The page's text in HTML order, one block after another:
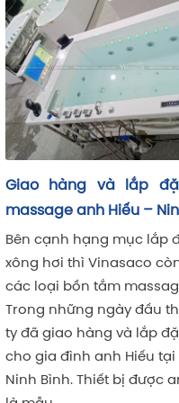
sinh vấn đề: nước
rõ rệt hơn:
suất, hạn chế thất
(điện phân muối/UV/
4 mùa (đặc biệt miền
tiêu chuẩn để giữ
Bồn tắm massage tròn
không gian phòng tắm
Bồn tắm massage tròn -
vời cho các phòng tắm
cấp. Sản phân phối
Vinasaco với đa dạng